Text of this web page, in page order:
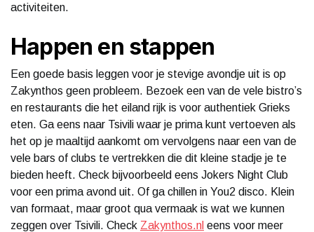
activiteiten.
Happen en stappen
Een goede basis leggen voor je stevige avondje uit is op
Zakynthos geen probleem. Bezoek een van de vele bistro’s
en restaurants die het eiland rijk is voor authentiek Grieks
eten. Ga eens naar Tsivili waar je prima kunt vertoeven als
het op je maaltijd aankomt om vervolgens naar een van de
vele bars of clubs te vertrekken die dit kleine stadje je te
bieden heeft. Check bijvoorbeeld eens Jokers Night Club
voor een prima avond uit. Of ga chillen in You2 disco. Klein
van formaat, maar groot qua vermaak is wat we kunnen
zeggen over Tsivili. Check Zakynthos.nl eens voor meer